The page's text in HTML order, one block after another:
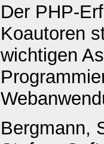
Der PHP-
Koautoren
wichtigen
Bergmann,